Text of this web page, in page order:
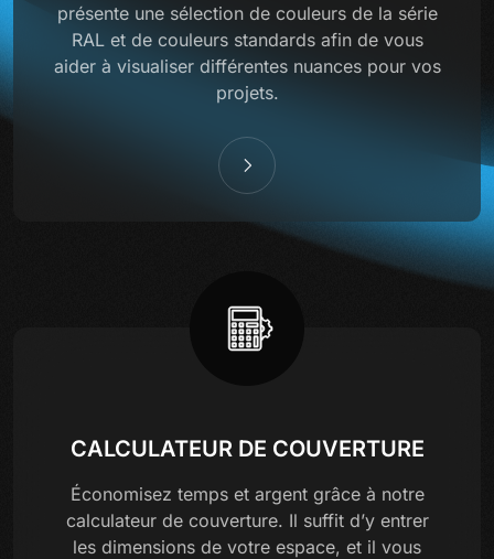
présente une sélection de couleurs de la série
RAL et de couleurs standards afin de vous
aider à visualiser différentes nuances pour vos
projets.
CALCULATEUR DE COUVERTURE
Économisez temps et argent grâce à notre
calculateur de couverture. Il suffit d’y entrer
les dimensions de votre espace, et il vous